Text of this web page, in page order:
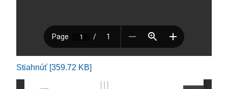
Stiahnúť [359.72 KB]